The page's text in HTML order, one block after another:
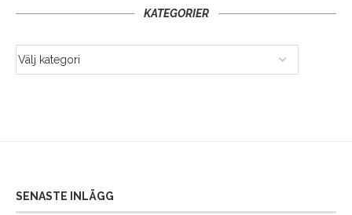
KATEGORIER
SENASTE INLÄGG